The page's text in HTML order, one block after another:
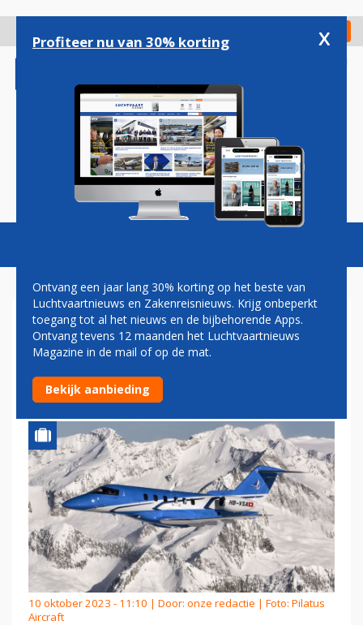
gaan
Check in
Magazine Podcasts Vacatures
PILATUS GEEFT PC-24
GROTER VLIEGBEREIK EN
MEER OPTIES
10 oktober 2023 - 11:10 | Door: onze redactie | Foto: Pilatus
Aircraft
Profiteer nu van 30% korting x
Ontvang een jaar lang 30% korting op het beste van
Luchtvaartnieuws en Zakenreisnieuws. Krijg onbeperkt
toegang tot al het nieuws en de bijbehorende Apps.
Ontvang tevens 12 maanden het Luchtvaartnieuws
Magazine in de mail of op de mat.
Bekijk aanbieding